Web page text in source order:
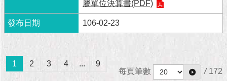
屬單位決算書(PDF)
106-02-23
1 2 3 4 ...
9
每頁筆數
/ 172